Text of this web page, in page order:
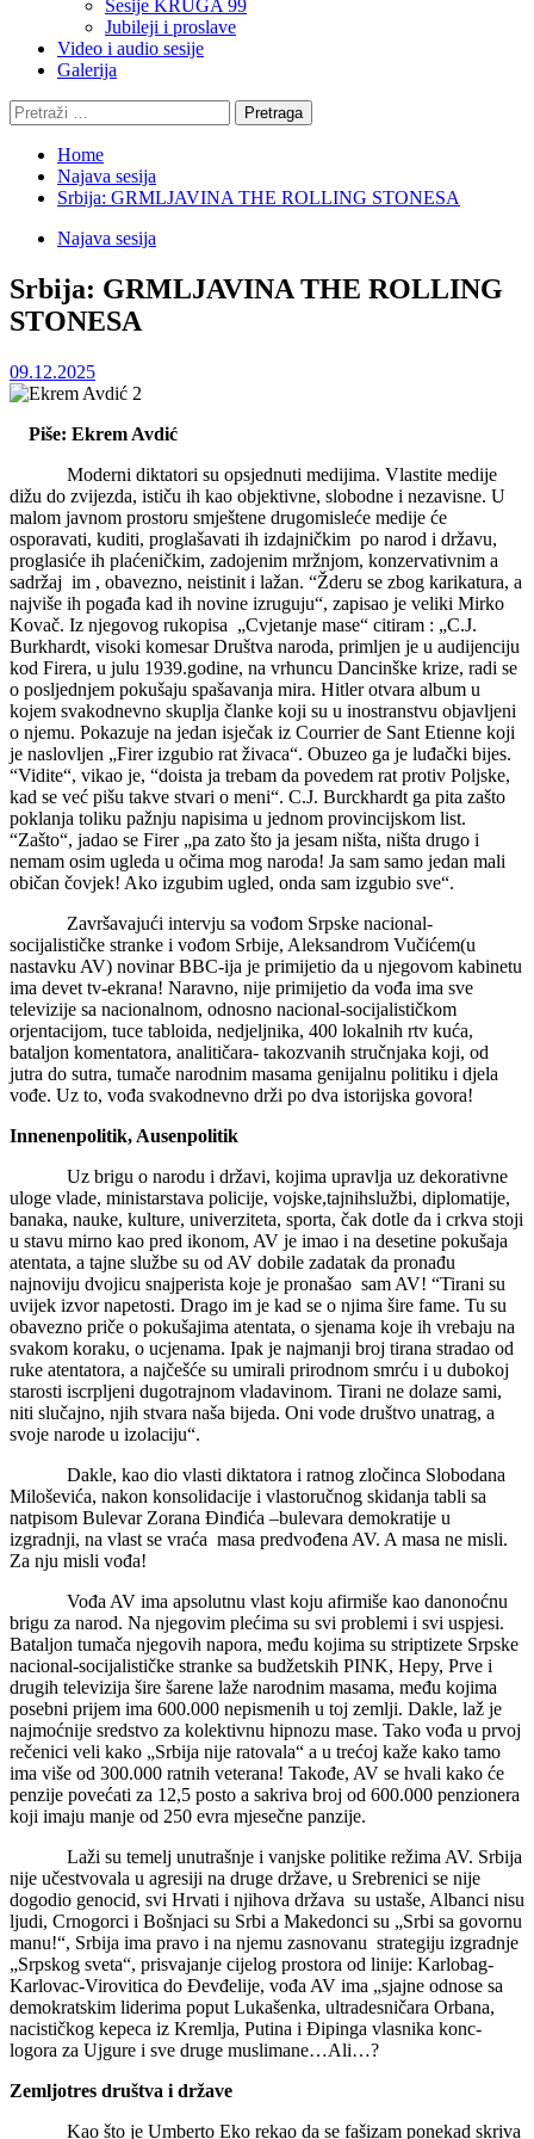
Sesije KRUGA 99
Jubileji i proslave
Video i audio sesije
Galerija
Pretraga:
Home
Najava sesija
Srbija: GRMLJAVINA THE ROLLING STONESA
Najava sesija
Srbija: GRMLJAVINA THE ROLLING
STONESA
09.12.2025
Piše: Ekrem Avdić
Moderni diktatori su opsjednuti medijima. Vlastite medije
dižu do zvijezda, ističu ih kao objektivne, slobodne i nezavisne. U
malom javnom prostoru smještene drugomisleće medije će
osporavati, kuditi, proglašavati ih izdajničkim po narod i državu,
proglasiće ih plaćeničkim, zadojenim mržnjom, konzervativnim a
sadržaj im , obavezno, neistinit i lažan. “Žderu se zbog karikatura, a
najviše ih pogađa kad ih novine izruguju“, zapisao je veliki Mirko
Kovač. Iz njegovog rukopisa „Cvjetanje mase“ citiram : „C.J.
Burkhardt, visoki komesar Društva naroda, primljen je u audijenciju
kod Firera, u julu 1939.godine, na vrhuncu Dancinške krize, radi se
o posljednjem pokušaju spašavanja mira. Hitler otvara album u
kojem svakodnevno skuplja članke koji su u inostranstvu objavljeni
o njemu. Pokazuje na jedan isječak iz Courrier de Sant Etienne koji
je naslovljen „Firer izgubio rat živaca“. Obuzeo ga je luđački bijes.
“Vidite“, vikao je, “doista ja trebam da povedem rat protiv Poljske,
kad se već pišu takve stvari o meni“. C.J. Burckhardt ga pita zašto
poklanja toliku pažnju napisima u jednom provincijskom list.
“Zašto“, jadao se Firer „pa zato što ja jesam ništa, ništa drugo i
nemam osim ugleda u očima mog naroda! Ja sam samo jedan mali
običan čovjek! Ako izgubim ugled, onda sam izgubio sve“.
Završavajući intervju sa vođom Srpske nacional-
socijalističke stranke i vođom Srbije, Aleksandrom Vučićem(u
nastavku AV) novinar BBC-ija je primijetio da u njegovom kabinetu
ima devet tv-ekrana! Naravno, nije primijetio da vođa ima sve
televizije sa nacionalnom, odnosno nacional-socijalističkom
orjentacijom, tuce tabloida, nedjeljnika, 400 lokalnih rtv kuća,
bataljon komentatora, analitičara- takozvanih stručnjaka koji, od
jutra do sutra, tumače narodnim masama genijalnu politiku i djela
vođe. Uz to, vođa svakodnevno drži po dva istorijska govora!
Innenenpolitik, Ausenpolitik
Uz brigu o narodu i državi, kojima upravlja uz dekorativne
uloge vlade, ministarstava policije, vojske,tajnihslužbi, diplomatije,
banaka, nauke, kulture, univerziteta, sporta, čak dotle da i crkva stoji
u stavu mirno kao pred ikonom, AV je imao i na desetine pokušaja
atentata, a tajne službe su od AV dobile zadatak da pronađu
najnoviju dvojicu snajperista koje je pronašao sam AV! “Tirani su
uvijek izvor napetosti. Drago im je kad se o njima šire fame. Tu su
obavezno priče o pokušajima atentata, o sjenama koje ih vrebaju na
svakom koraku, o ucjenama. Ipak je najmanji broj tirana stradao od
ruke atentatora, a najčešće su umirali prirodnom smrću i u dubokoj
starosti iscrpljeni dugotrajnom vladavinom. Tirani ne dolaze sami,
niti slučajno, njih stvara naša bijeda. Oni vode društvo unatrag, a
svoje narode u izolaciju“.
Dakle, kao dio vlasti diktatora i ratnog zločinca Slobodana
Miloševića, nakon konsolidacije i vlastoručnog skidanja tabli sa
natpisom Bulevar Zorana Đinđića –bulevara demokratije u
izgradnji, na vlast se vraća masa predvođena AV. A masa ne misli.
Za nju misli vođa!
Vođa AV ima apsolutnu vlast koju afirmiše kao danonoćnu
brigu za narod. Na njegovim plećima su svi problemi i svi uspjesi.
Bataljon tumača njegovih napora, među kojima su striptizete Srpske
nacional-socijalističke stranke sa budžetskih PINK, Hepy, Prve i
drugih televizija šire šarene laže narodnim masama, među kojima
posebni prijem ima 600.000 nepismenih u toj zemlji. Dakle, laž je
najmoćnije sredstvo za kolektivnu hipnozu mase. Tako vođa u prvoj
rečenici veli kako „Srbija nije ratovala“ a u trećoj kaže kako tamo
ima više od 300.000 ratnih veterana! Takođe, AV se hvali kako će
penzije povećati za 12,5 posto a sakriva broj od 600.000 penzionera
koji imaju manje od 250 evra mjesečne panzije.
Laži su temelj unutrašnje i vanjske politike režima AV. Srbija
nije učestvovala u agresiji na druge države, u Srebrenici se nije
dogodio genocid, svi Hrvati i njihova država su ustaše, Albanci nisu
ljudi, Crnogorci i Bošnjaci su Srbi a Makedonci su „Srbi sa govornu
manu!“, Srbija ima pravo i na njemu zasnovanu strategiju izgradnje
„Srpskog sveta“, prisvajanje cijelog prostora od linije: Karlobag-
Karlovac-Virovitica do Đevđelije, vođa AV ima „sjajne odnose sa
demokratskim liderima poput Lukašenka, ultradesničara Orbana,
nacističkog kepeca iz Kremlja, Putina i Đipinga vlasnika konc-
logora za Ujgure i sve druge muslimane…Ali…?
Zemljotres društva i države
Kao što je Umberto Eko rekao da se fašizam ponekad skriva